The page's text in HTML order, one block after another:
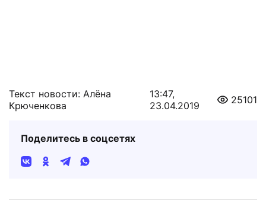
Текст новости: Алёна
Крюченкова
13:47,
23.04.2019
25101
Поделитесь в соцсетях